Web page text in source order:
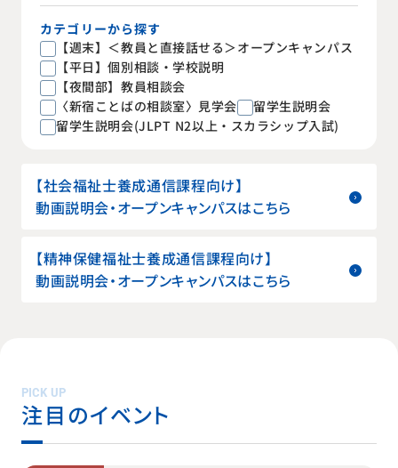
カテゴリーから探す
【週末】＜教員と直接話せる＞オープンキャンパス
【平日】個別相談・学校説明
【夜間部】教員相談会
〈新宿ことばの相談室〉見学会
留学生説明会
留学生説明会(JLPT N2以上・スカラシップ入試)
【社会福祉士養成通信課程向け】
動画説明会・オープンキャンパスはこちら
【精神保健福祉士養成通信課程向け】
動画説明会・オープンキャンパスはこちら
PICK UP
注目のイベント